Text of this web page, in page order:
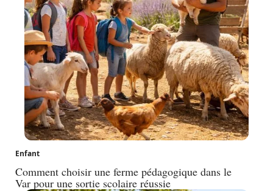
Enfant
Comment choisir une ferme pédagogique dans le
Var pour une sortie scolaire réussie